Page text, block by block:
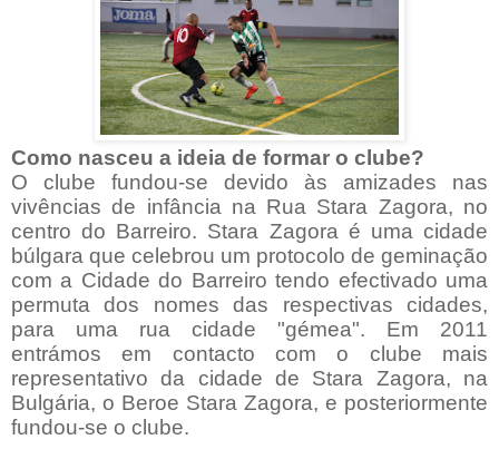
Como nasceu a ideia de formar o clube?
O clube fundou-se devido às amizades nas
vivências de infância na Rua Stara Zagora, no
centro do Barreiro. Stara Zagora é uma cidade
búlgara que celebrou um protocolo de geminação
com a Cidade do Barreiro tendo efectivado uma
permuta dos nomes das respectivas cidades,
para uma rua cidade "gémea". Em 2011
entrámos em contacto com o clube mais
representativo da cidade de Stara Zagora, na
Bulgária, o Beroe Stara Zagora, e posteriormente
fundou-se o clube.